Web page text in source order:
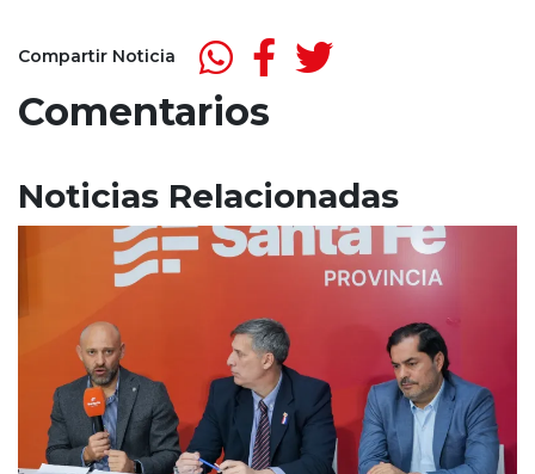
Compartir Noticia
Comentarios
Noticias Relacionadas